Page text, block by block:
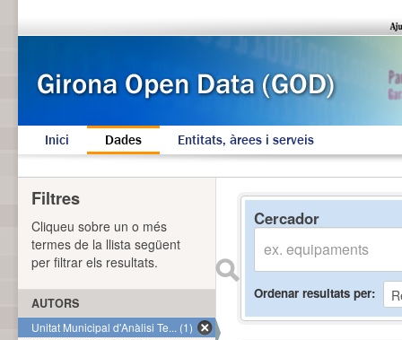
Inici Dades Entitats, àrees i serveis
Cercador
Ordenar resultats per
Filtres
Cliqueu sobre un o més
termes de la llista següent
per filtrar els resultats.
AUTORS
Unitat Municipal d'Anàlisi Te... (1)